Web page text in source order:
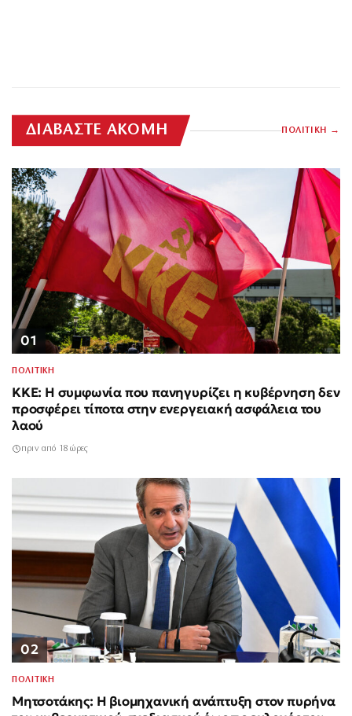
ΔΙΑΒΑΣΤΕ ΑΚΟΜΗ ΠΟΛΙΤΙΚΗ
01
ΠΟΛΙΤΙΚΗ
ΚΚΕ: Η συμφωνία που πανηγυρίζει η κυβέρνηση δεν
προσφέρει τίποτα στην ενεργειακή ασφάλεια του
λαού
πριν από 18 ώρες
02
ΠΟΛΙΤΙΚΗ
Μητσοτάκης: Η βιομηχανική ανάπτυξη στον πυρήνα